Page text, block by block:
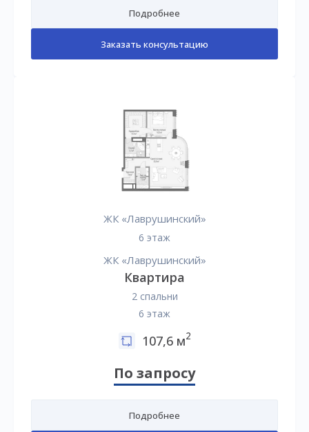
Подробнее
Заказать консультацию
ЖК «Лаврушинский»
6 этаж
ЖК «Лаврушинский»
Квартира
2 спальни
6 этаж
107,6 м2
По запросу
Подробнее